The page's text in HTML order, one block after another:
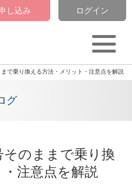
し込み ログイン
で乗り換える方法・メリット・注意点を解説
グ
そのままで乗り換
注意点を解説